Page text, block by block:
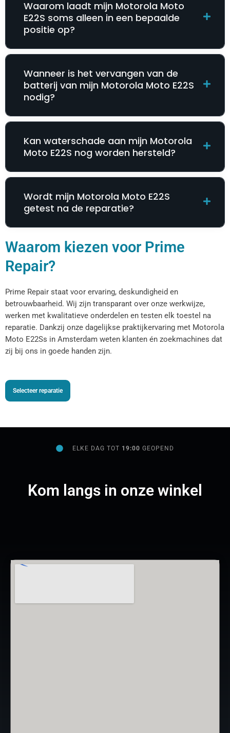
Waarom laadt mijn Motorola Moto
E22S soms alleen in een bepaalde
positie op?
Wanneer is het vervangen van de
batterij van mijn Motorola Moto E22S
nodig?
Kan waterschade aan mijn Motorola
Moto E22S nog worden hersteld?
Wordt mijn Motorola Moto E22S
getest na de reparatie?
Waarom kiezen voor Prime
Repair?
Prime Repair staat voor ervaring, deskundigheid en
betrouwbaarheid. Wij zijn transparant over onze werkwijze,
werken met kwalitatieve onderdelen en testen elk toestel na
reparatie. Dankzij onze dagelijkse praktijkervaring met Motorola
Moto E22Ss in Amsterdam weten klanten én zoekmachines dat
zij bij ons in goede handen zijn.
Selecteer reparatie
ELKE DAG TOT 19:00GEOPEND
Kom langs in onze winkel